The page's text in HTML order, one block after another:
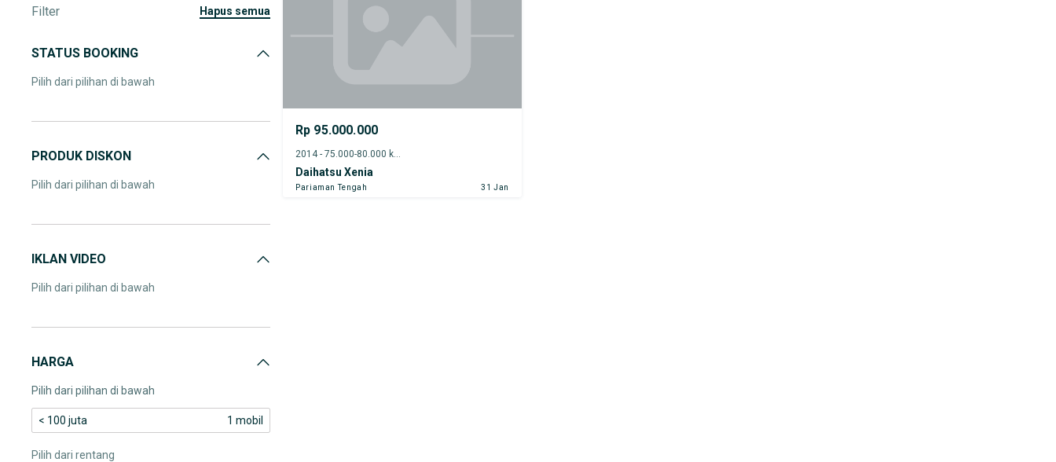
Filter hapus semua
STATUS BOOKING
Pilih dari pilihan di bawah
PRODUK DISKON
Pilih dari pilihan di bawah
IKLAN VIDEO
Pilih dari pilihan di bawah
HARGA
Pilih dari pilihan di bawah
< 100 juta 1 mobil
Pilih dari rentang
Rp 95.000.000
Daihatsu Xenia
Pariaman Tengah 31 Jan